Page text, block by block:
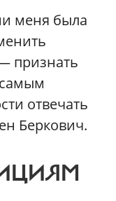
меня была
признать
отвечать
Беркович.